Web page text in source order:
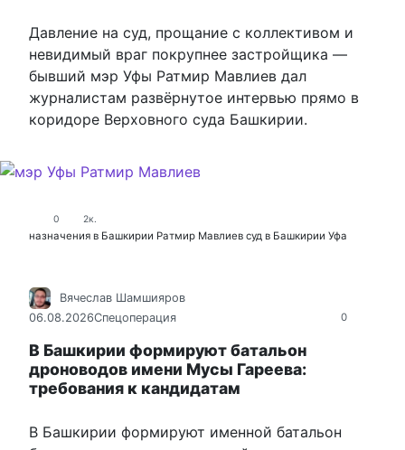
Давление на суд, прощание с коллективом и
невидимый враг покрупнее застройщика —
бывший мэр Уфы Ратмир Мавлиев дал
журналистам развёрнутое интервью прямо в
коридоре Верховного суда Башкирии.
0 2к.
назначения в Башкирии Ратмир Мавлиев суд в Башкирии Уфа
0
Вячеслав Шамшияров
06.08.2026Спецоперация
В Башкирии формируют батальон
дроноводов имени Мусы Гареева:
требования к кандидатам
В Башкирии формируют именной батальон